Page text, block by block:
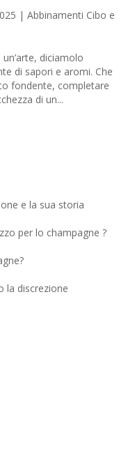
| Abbinamenti Cibo e
diciamolo
di sapori e aromi. Che
fondente, completare
di un...
e la sua storia
per lo champagne ?
la discrezione